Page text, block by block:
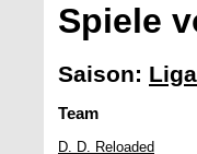
Spiele
Saison:
Team
D. D. Reloaded